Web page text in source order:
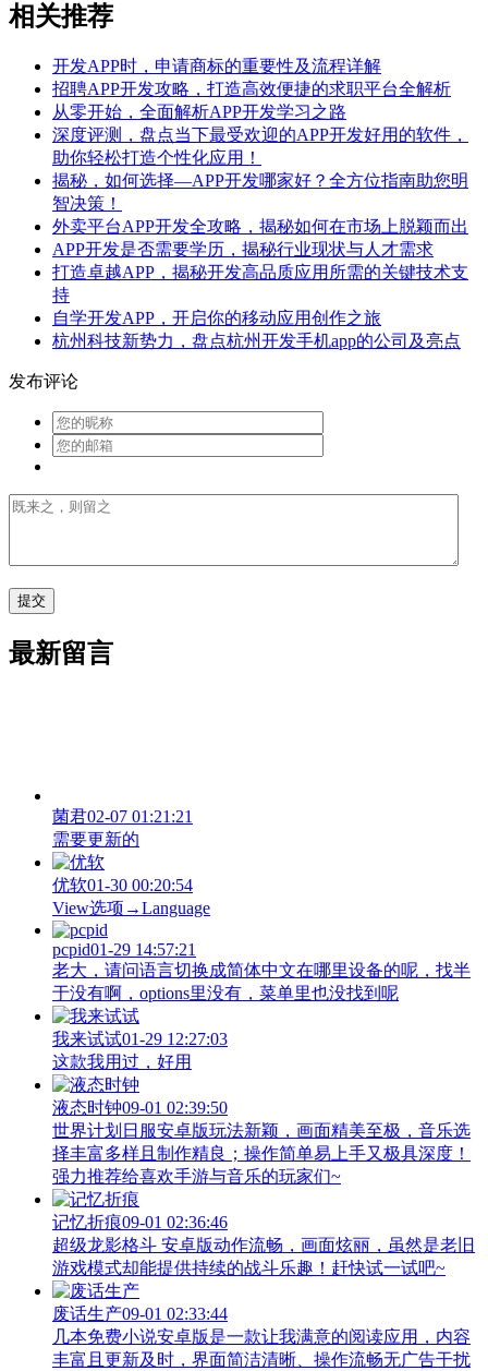
相关推荐
开发APP时，申请商标的重要性及流程详解
招聘APP开发攻略，打造高效便捷的求职平台全解析
从零开始，全面解析APP开发学习之路
深度评测，盘点当下最受欢迎的APP开发好用的软件，
助你轻松打造个性化应用！
揭秘，如何选择—APP开发哪家好？全方位指南助您明
智决策！
外卖平台APP开发全攻略，揭秘如何在市场上脱颖而出
APP开发是否需要学历，揭秘行业现状与人才需求
打造卓越APP，揭秘开发高品质应用所需的关键技术支
持
自学开发APP，开启你的移动应用创作之旅
杭州科技新势力，盘点杭州开发手机app的公司及亮点
发布评论
最新留言
菌君02-07 01:21:21
需要更新的
优软01-30 00:20:54
View‌选项→Language
pcpid01-29 14:57:21
老大，请问语言切换成简体中文在哪里设备的呢，找半
于没有啊，options里没有，菜单里也没找到呢
我来试试01-29 12:27:03
这款我用过，好用
液态时钟09-01 02:39:50
世界计划日服安卓版玩法新颖，画面精美至极，音乐选
择丰富多样且制作精良；操作简单易上手又极具深度！
强力推荐给喜欢手游与音乐的玩家们~
记忆折痕09-01 02:36:46
超级龙影格斗 安卓版动作流畅，画面炫丽，虽然是老旧
游戏模式却能提供持续的战斗乐趣！赶快试一试吧~
废话生产09-01 02:33:44
几本免费小说安卓版是一款让我满意的阅读应用，内容
丰富且更新及时，界面简洁清晰、操作流畅无广告干扰